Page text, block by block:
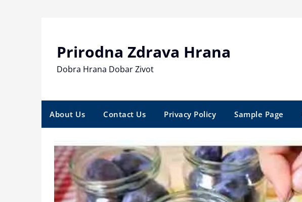
Prirodna Zdrava Hrana
Dobra Hrana Dobar Zivot
About Us Contact Us Privacy Policy Sample Page